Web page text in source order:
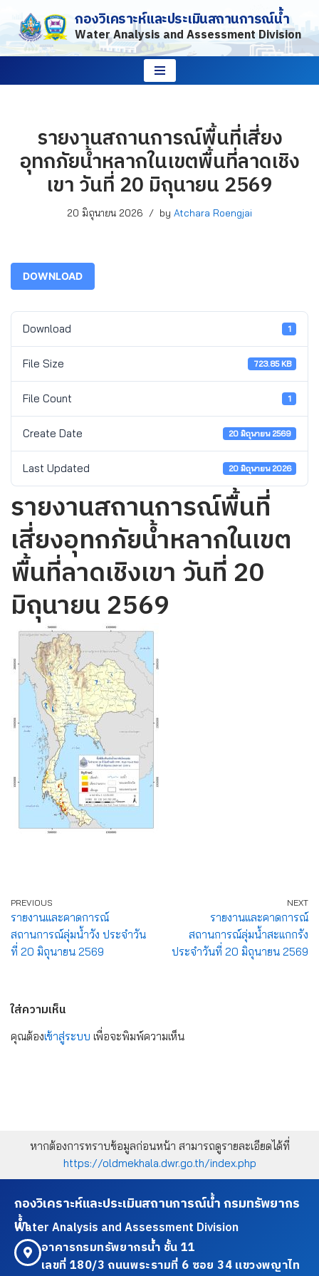
Skip
to
กองวิเคราะห์และประเมินสถานการณ์น้ำ
Water Analysis and Assessment Division
รายงานสถานการณ์พื้นที่เสี่ยง
อุทกภัยน้ำหลากในเขตพื้นที่ลาดเชิง
เขา วันที่ 20 มิถุนายน 2569
20 มิถุนายน 2026 by Atchara Roengjai
DOWNLOAD
Download 1
File Size 723.85 KB
File Count 1
Create Date 20 มิถุนายน 2569
Last Updated 20 มิถุนายน 2026
รายงานสถานการณ์พื้นที่
เสี่ยงอุทกภัยน้ำหลากในเขต
พื้นที่ลาดเชิงเขา วันที่ 20
มิถุนายน 2569
PREVIOUS
รายงานและคาดการณ์
สถานการณ์ลุ่มน้ำวัง ประจำวัน
ที่ 20 มิถุนายน 2569
NEXT
รายงานและคาดการณ์
สถานการณ์ลุ่มน้ำสะแกกรัง
ประจำวันที่ 20 มิถุนายน 2569
ใส่ความเห็น
คุณต้องเข้าสู่ระบบ เพื่อจะพิมพ์ความเห็น
หากต้องการทราบข้อมูลก่อนหน้า สามารถดูรายละเอียดได้ที่
https://oldmekhala.dwr.go.th/index.php
กองวิเคราะห์และประเมินสถานการณ์น้ำ กรมทรัพยากร
น้ำ
Water Analysis and Assessment Division
อาคารกรมทรัพยากรน้ำ ชั้น 11
เลขที่ 180/3 ถนนพระรามที่ 6 ซอย 34 แขวงพญาไท